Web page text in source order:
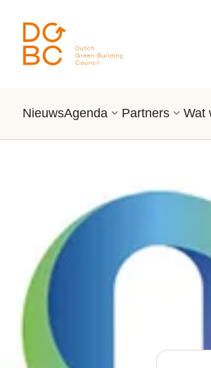
NieuwsAgenda Partners Wat